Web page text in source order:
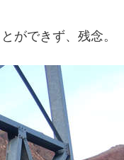
ができず、残念。